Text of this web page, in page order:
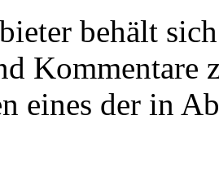
behält
Kommentare
eines der in